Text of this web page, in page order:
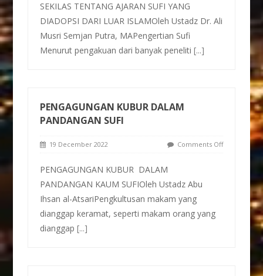
SEKILAS TENTANG AJARAN SUFI YANG
DIADOPSI DARI LUAR ISLAMOleh Ustadz Dr. Ali
Musri Semjan Putra, MAPengertian Sufi
Menurut pengakuan dari banyak peneliti[...]
PENGAGUNGAN KUBUR DALAM
PANDANGAN SUFI
19 December 2022 Comments Off
PENGAGUNGAN KUBUR DALAM
PANDANGAN KAUM SUFIOleh Ustadz Abu
Ihsan al-AtsariPengkultusan makam yang
dianggap keramat, seperti makam orang yang
dianggap[...]